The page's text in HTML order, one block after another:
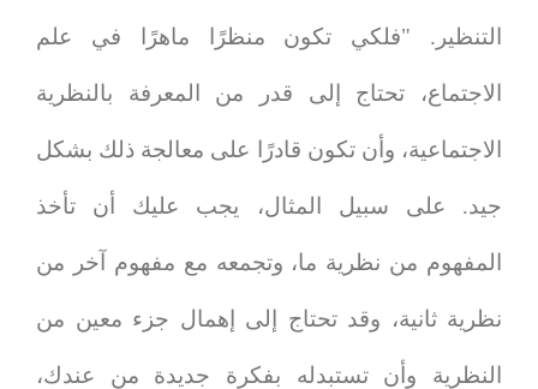
التنظير. "فلكي تكون منظرًا ماهرًا في علم
الاجتماع، تحتاج إلى قدر من المعرفة بالنظرية
الاجتماعية، وأن تكون قادرًا على معالجة ذلك بشكل
جيد. على سبيل المثال، يجب عليك أن تأخذ
المفهوم من نظرية ما، وتجمعه مع مفهوم آخر من
نظرية ثانية، وقد تحتاج إلى إهمال جزء معين من
النظرية وأن تستبدله بفكرة جديدة من عندك،